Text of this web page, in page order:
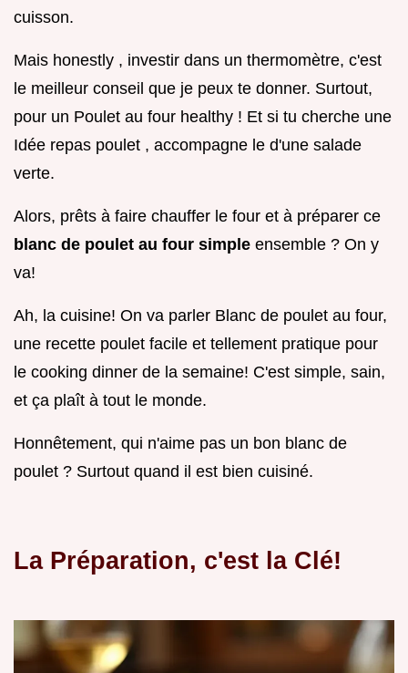
cuisson.
Mais honestly , investir dans un thermomètre, c'est
le meilleur conseil que je peux te donner. Surtout,
pour un Poulet au four healthy ! Et si tu cherche une
Idée repas poulet , accompagne le d'une salade
verte.
Alors, prêts à faire chauffer le four et à préparer ce
blanc de poulet au four simple ensemble ? On y
va!
Ah, la cuisine! On va parler Blanc de poulet au four,
une recette poulet facile et tellement pratique pour
le cooking dinner de la semaine! C'est simple, sain,
et ça plaît à tout le monde.
Honnêtement, qui n'aime pas un bon blanc de
poulet ? Surtout quand il est bien cuisiné.
La Préparation, c'est la Clé!